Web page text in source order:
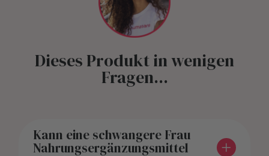
Dieses Produkt in wenigen
Fragen...
Kann eine schwangere Frau
Nahrungsergänzungsmittel